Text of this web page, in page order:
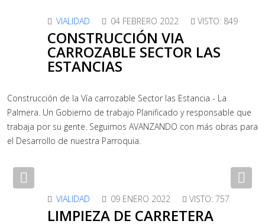
VIALIDAD 04 FEBRERO 2022 VISTO: 849
CONSTRUCCIÓN VIA
CARROZABLE SECTOR LAS
ESTANCIAS
Construcción de la Vía carrozable Sector las Estancia - La
Palmera. Un Gobierno de trabajo Planificado y responsable que
trabaja por su gente. Seguimos AVANZANDO con más obras para
el Desarrollo de nuestra Parroquia.
Previous
VIALIDAD 09 ENERO 2022 VISTO: 757
LIMPIEZA DE CARRETERA